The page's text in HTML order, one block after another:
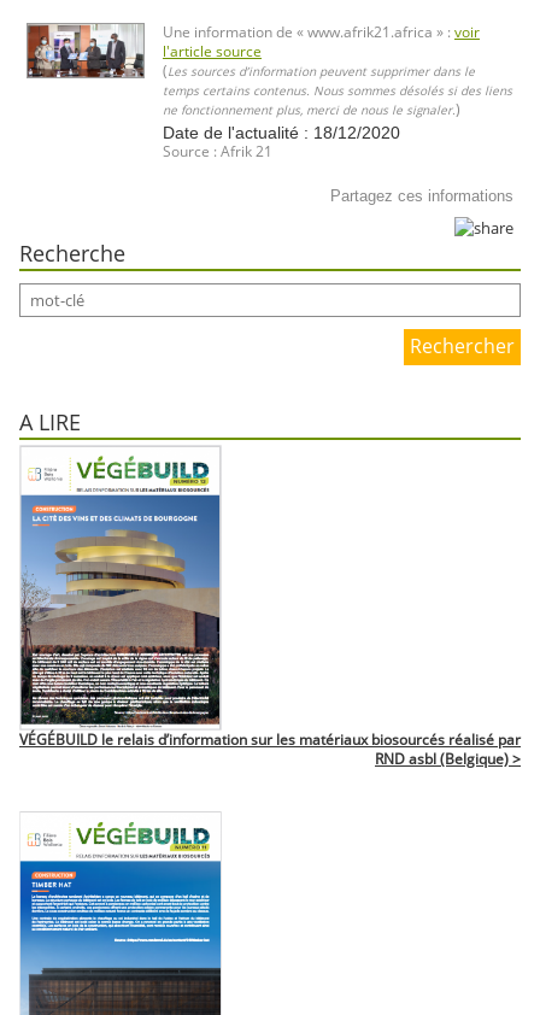
Une information de « www.afrik21.africa » : voir
l'article source
(Les sources d’information peuvent supprimer dans le
temps certains contenus. Nous sommes désolés si des liens
ne fonctionnement plus, merci de nous le signaler.)
Date de l'actualité : 18/12/2020
Source : Afrik 21
Partagez ces informations
Recherche
Rechercher
A LIRE
VÉGÉBUILD le relais d’information sur les matériaux biosourcés réalisé par
RND asbl (Belgique) >